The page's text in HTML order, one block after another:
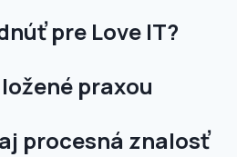
pre Love IT?
praxou
procesná znalosť